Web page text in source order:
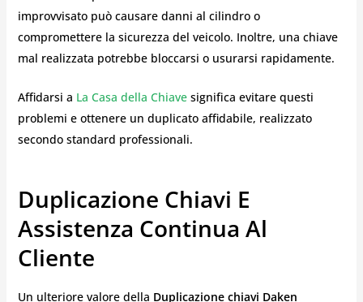
improvvisato può causare danni al cilindro o
compromettere la sicurezza del veicolo. Inoltre, una chiave
mal realizzata potrebbe bloccarsi o usurarsi rapidamente.
Affidarsi a La Casa della Chiavesignifica evitare questi
problemi e ottenere un duplicato affidabile, realizzato
secondo standard professionali.
Duplicazione Chiavi E
Assistenza Continua Al
Cliente
Un ulteriore valore della Duplicazione chiavi Daken